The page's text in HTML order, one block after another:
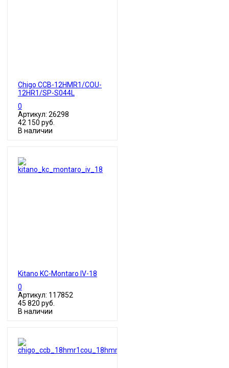
Chigo CCB-12HMR1/COU-
12HR1/SP-S044L
0
Артикул: 26298
42 150 руб.
В наличии
Kitano KC-Montaro IV-18
0
Артикул: 117852
45 820 руб.
В наличии